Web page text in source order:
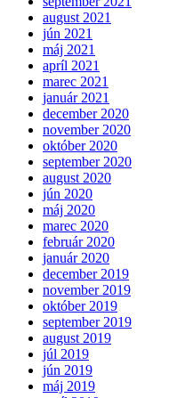
august 2021
jún 2021
máj 2021
apríl 2021
marec 2021
január 2021
december 2020
november 2020
október 2020
september 2020
august 2020
jún 2020
máj 2020
marec 2020
február 2020
január 2020
december 2019
november 2019
október 2019
september 2019
august 2019
júl 2019
jún 2019
máj 2019